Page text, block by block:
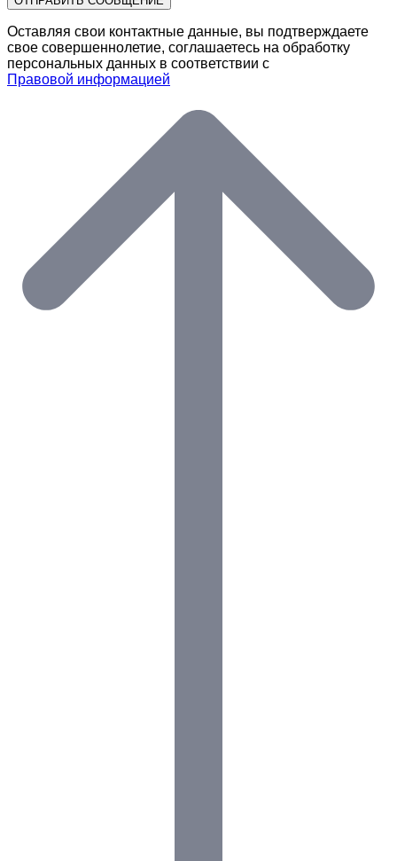
Оставляя свои контактные данные, вы подтверждаете
свое совершеннолетие, соглашаетесь на обработку
персональных данных в соответствии с
Правовой информацией